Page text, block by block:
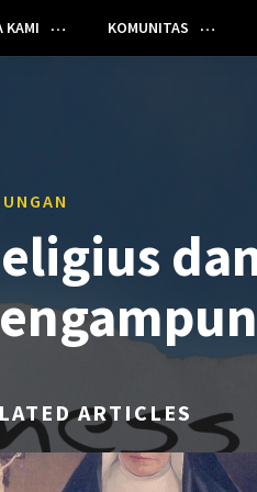
KAMI KOMUNITAS
ARTICLES